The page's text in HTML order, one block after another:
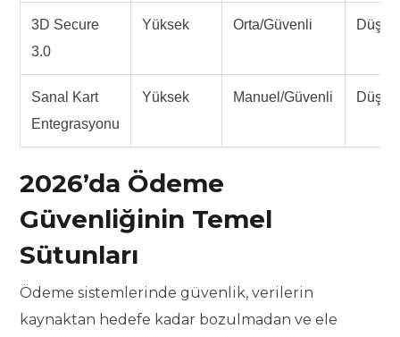
3D Secure
3.0
Yüksek Orta/Güvenli Düşük
Sanal Kart
Entegrasyonu
Yüksek Manuel/Güvenli Düşük
2026’da Ödeme
Güvenliğinin Temel
Sütunları
Ödeme sistemlerinde güvenlik, verilerin
kaynaktan hedefe kadar bozulmadan ve ele